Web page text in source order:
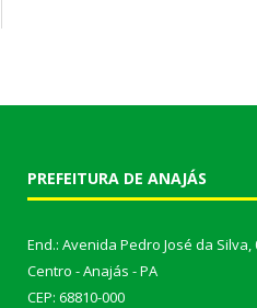
PREFEITURA DE ANAJÁS
End.: Avenida Pedro José da Silva,
Centro - Anajás - PA
CEP: 68810-000